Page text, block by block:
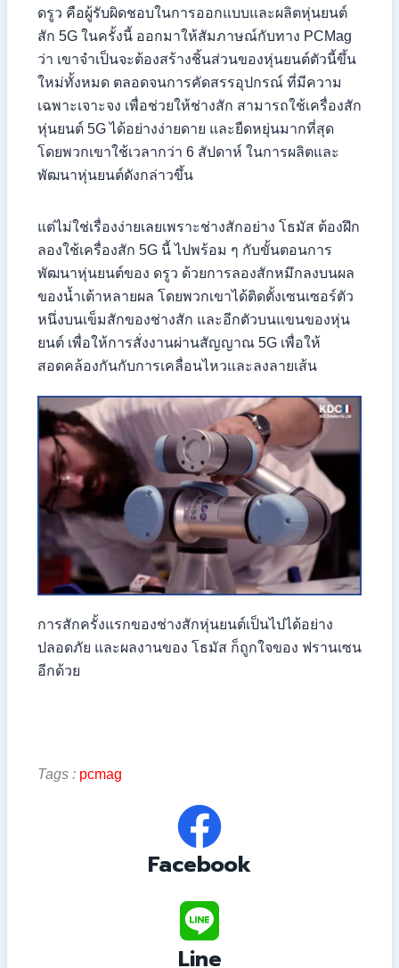
ดรูว คือผู้รับผิดชอบในการออกแบบและผลิตหุ่นยนต์
สัก 5G ในครั้งนี้ ออกมาให้สัมภาษณ์กับทาง PCMag
ว่า เขาจำเป็นจะต้องสร้างชิ้นส่วนของหุ่นยนต์ตัวนี้ขึ้น
ใหม่ทั้งหมด ตลอดจนการคัดสรรอุปกรณ์ ที่มีความ
เฉพาะเจาะจง เพื่อช่วยให้ช่างสัก สามารถใช้เครื่องสัก
หุ่นยนต์ 5G ได้อย่างง่ายดาย และยืดหยุ่นมากที่สุด
โดยพวกเขาใช้เวลากว่า 6 สัปดาห์ ในการผลิตและ
พัฒนาหุ่นยนต์ดังกล่าวขึ้น
แต่ไม่ใช่เรื่องง่ายเลยเพราะช่างสักอย่าง โธมัส ต้องฝึก
ลองใช้เครื่องสัก 5G นี้ ไปพร้อม ๆ กับขั้นตอนการ
พัฒนาหุ่นยนต์ของ ดรูว ด้วยการลองสักหมึกลงบนผล
ของน้ำเต้าหลายผล โดยพวกเขาได้ติดตั้งเซนเซอร์ตัว
หนึ่งบนเข็มสักของช่างสัก และอีกตัวบนแขนของหุ่น
ยนต์ เพื่อให้การสั่งงานผ่านสัญญาณ 5G เพื่อให้
สอดคล้องกันกับการเคลื่อนไหวและลงลายเส้น
การสักครั้งแรกของช่างสักหุ่นยนต์เป็นไปได้อย่าง
ปลอดภัย และผลงานของ โธมัส ก็ถูกใจของ ฟรานเซน
อีกด้วย
Tags : pcmag
Facebook
Line